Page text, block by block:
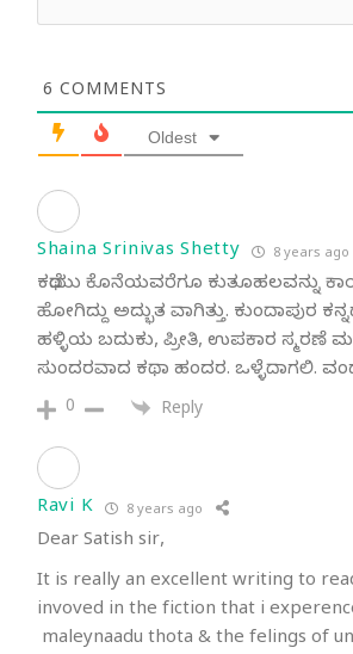
6 COMMENTS
Oldest
Shaina Srinivas Shetty 8 years ago
ಕಥೆಯು ಕೊನೆಯವರೆಗೂ ಕುತೂಹಲವನ್ನು
ಹೋಗಿದ್ದು ಅದ್ಭುತ ವಾಗಿತ್ತು. ಕುಂದಾಪುರ
ಹಳ್ಳಿಯ ಬದುಕು, ಪ್ರೀತಿ, ಉಪಕಾರ ಸ್ಮರಣೆ
ಸುಂದರವಾದ ಕಥಾ ಹಂದರ. ಒಳ್ಳೆದಾಗಲಿ.
0 Reply
Ravi K 8 years ago
Dear Satish sir,
It is really an excellent writing to
invoved in the fiction that i
maleynaadu thota & the felings of